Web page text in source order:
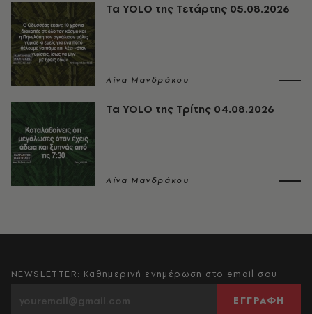
Τα YOLO της Τετάρτης 05.08.2026
Λίνα Μανδράκου
Τα YOLO της Τρίτης 04.08.2026
Λίνα Μανδράκου
NEWSLETTER: Καθημερινή ενημέρωση στο email σου
ΕΓΓΡΑΦΗ